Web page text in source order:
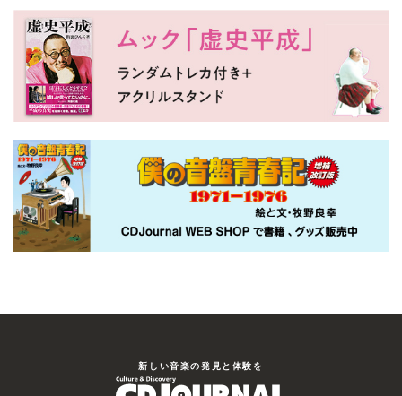
新しい⾳楽の発⾒と体験を